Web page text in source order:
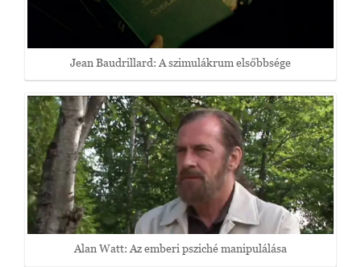
Jean Baudrillard: A szimulákrum elsőbbsége
Alan Watt: Az emberi psziché manipulálása